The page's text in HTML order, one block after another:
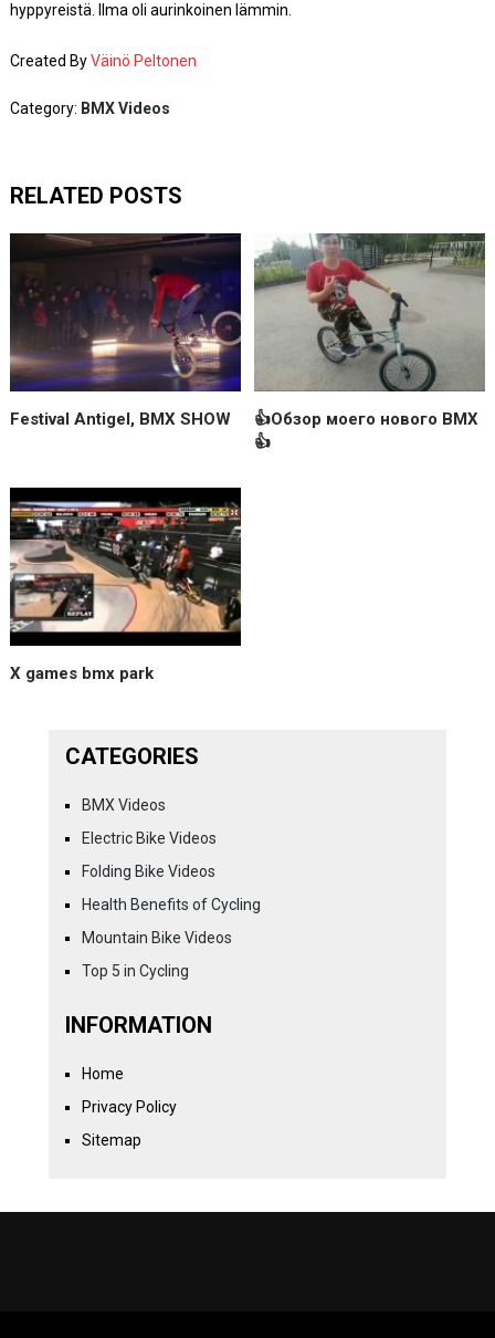
hyppyreistä. Ilma oli aurinkoinen lämmin.
Created ByVäinö Peltonen
Category: BMX Videos
RELATED POSTS
Festival Antigel, BMX SHOW
👍Обзор моего нового BMX
👍
X games bmx park
CATEGORIES
BMX Videos
Electric Bike Videos
Folding Bike Videos
Health Benefits of Cycling
Mountain Bike Videos
Top 5 in Cycling
INFORMATION
Home
Privacy Policy
Sitemap